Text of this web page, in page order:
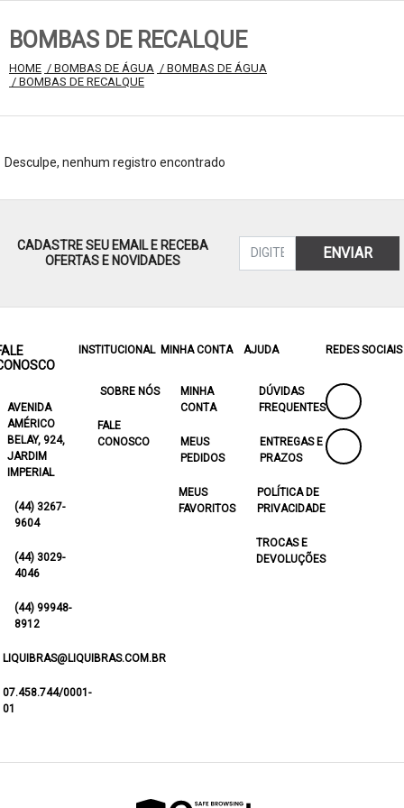
BOMBAS DE RECALQUE
HOME / BOMBAS DE ÁGUA / BOMBAS DE ÁGUA
/ BOMBAS DE RECALQUE
Desculpe, nenhum registro encontrado
CADASTRE SEU EMAIL E RECEBA
OFERTAS E NOVIDADES
ENVIAR
AVENIDA
AMÉRICO
BELAY, 924,
JARDIM
IMPERIAL
(44) 3267-
9604
(44) 3029-
4046
(44) 99948-
8912
LIQUIBRAS@LIQUIBRAS.COM.BR
07.458.744/0001-
01
INSTITUCIONAL
SOBRE NÓS
FALE
CONOSCO
MINHA CONTA
MINHA
CONTA
MEUS
PEDIDOS
MEUS
FAVORITOS
AJUDA
DÚVIDAS
FREQUENTES
ENTREGAS E
PRAZOS
POLÍTICA DE
PRIVACIDADE
TROCAS E
DEVOLUÇÕES
REDES SOCIAIS